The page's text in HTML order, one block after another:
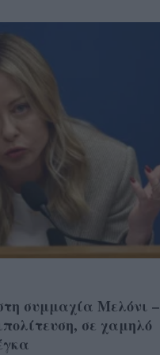
συμμαχία Μελόνι –
σε χαμηλό